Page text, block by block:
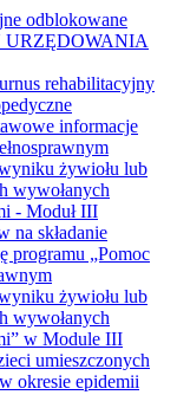
odblokowane
rehabilitacyjny
informacje
żywiołu lub
wywołanych
- Moduł III
na składanie
programu „Pomoc
żywiołu lub
wywołanych
w Module III
umieszczonych
okresie epidemii